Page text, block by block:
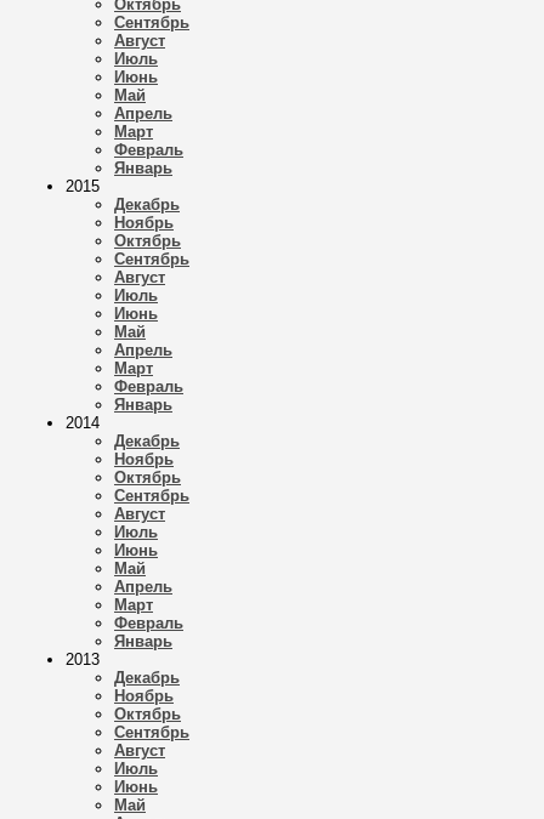
Октябрь
Сентябрь
Август
Июль
Июнь
Май
Апрель
Март
Февраль
Январь
2015
Декабрь
Ноябрь
Октябрь
Сентябрь
Август
Июль
Июнь
Май
Апрель
Март
Февраль
Январь
2014
Декабрь
Ноябрь
Октябрь
Сентябрь
Август
Июль
Июнь
Май
Апрель
Март
Февраль
Январь
2013
Декабрь
Ноябрь
Октябрь
Сентябрь
Август
Июль
Июнь
Май